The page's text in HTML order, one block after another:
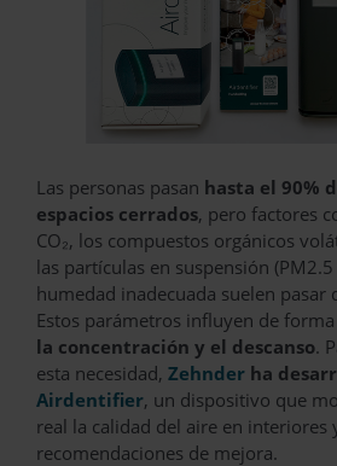
Las personas pasan hasta el 90%
espacios cerrados, pero factores
CO₂, los compuestos orgánicos
las partículas en suspensión
humedad inadecuada suelen pasar
Estos parámetros influyen de
la concentración y el descanso.
esta necesidad, Zehnder ha
Airdentifier, un dispositivo que
real la calidad del aire en interiores
recomendaciones de mejora.